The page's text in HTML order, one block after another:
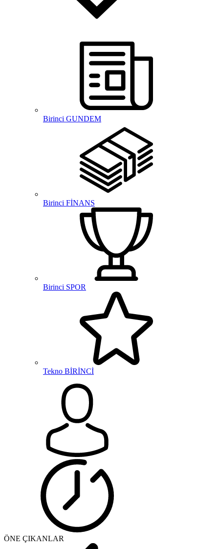
Birinci GUNDEM
Birinci FİNANS
Birinci SPOR
Tekno BİRİNCİ
ÖNE ÇIKANLAR